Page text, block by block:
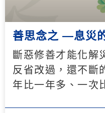
善思念之 —息災
斷惡修善才能化解
反省改過，還不斷
年比一年多、一次